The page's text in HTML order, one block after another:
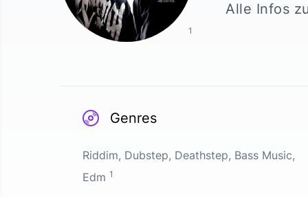
Alle Infos
1
Genres
Riddim, Dubstep, Deathstep, Bass Music,
Edm 1